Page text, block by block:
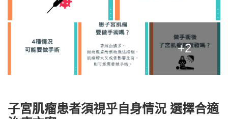
+2
子宮肌瘤患者須視乎自身情況 選擇合適